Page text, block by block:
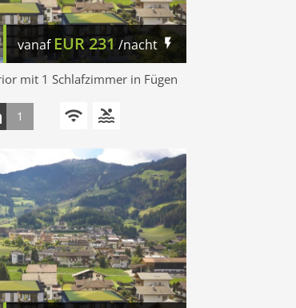
vanafEUR231 /nacht
mit 1 Schlafzimmer in Fügen
1